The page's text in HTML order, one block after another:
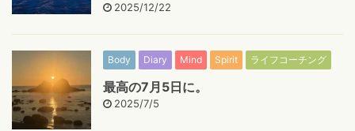
2025/12/22
Body Diary Mind Spirit ライフコーチング
最高の7月5日に。
2025/7/5